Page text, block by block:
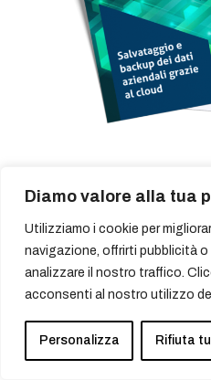
Diamo valore alla tua
Utilizziamo i cookie per
navigazione, offrirti pubblicità
analizzare il nostro traffico.
acconsenti al nostro utilizzo
Personalizza Rifiuta
Scopri